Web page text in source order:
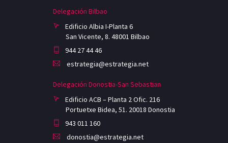
Delegación Bilbao
Edificio Albia I-Planta 6
San Vicente, 8. 48001 Bilbao
944 27 44 46
estrategia@estrategia.net
Delegación Donostia-San Sebastian
Edificio ACB – Planta 2 Ofic. 216
Portuetxe Bidea, 51. 20018 Donostia
943 011 160
donostia@estrategia.net